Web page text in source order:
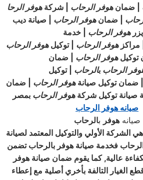
| ضمان هوفر الرحاب | شركة هوفر الرحا
| ضمان هوفر الرحاب | صيانة ديب
هوفر الرحاب | خدمة
| مراكز هوفر الرحاب | توكيل هوفر الرحاب
توكيل هوفر الرحاب | ضمان
الرحاب بالرحاب | توكيل
| ضمان توكيل صيانة هوفر الرحاب | ضمان
توكيل شركة هوفر الرحاب بمصر
صيانه هوفر الرحاب
صيانههوفر بالرحاب
الشركة الأولي والتوكيل المعتمد لصيانة
فخدمة صيانة هوفربالرحاب تضمن
عالية, كما يقوم ضمان صيانة هوفر
الغيار التالفة بأخري أصلية مع إعطاء